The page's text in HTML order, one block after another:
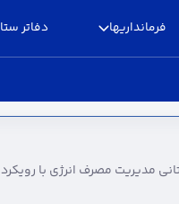
فرمانداریها دفاتر
با رویکرد
مدیریت مصرف انرژی با